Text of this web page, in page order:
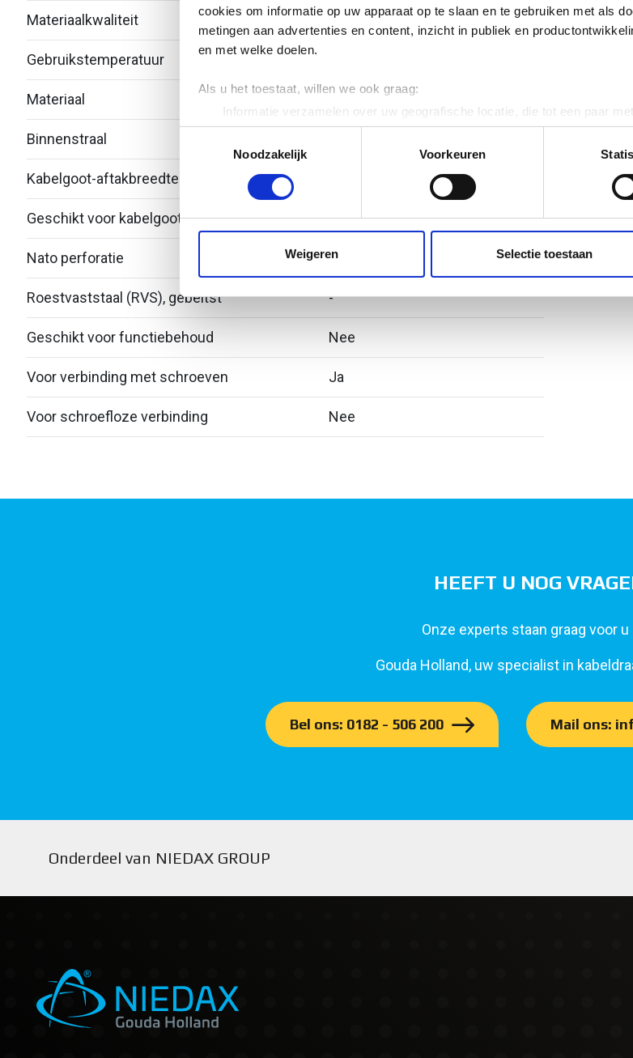
cookies om informatie op uw apparaat op te slaan en te gebruiken met als
metingen aan advertenties en content, inzicht in publiek en
en met welke doelen.
Als u het toestaat, willen we ook graag:
Informatie verzamelen over uw geografische locatie, die tot een paar
Uw apparaat identificeren door het actief te scannen op specifieke
Lees meer over hoe uw persoonlijke gegevens worden verwerkt en stel uw
toestemming op elk moment wijzigen of intrekken in de Cookieverklaring.
websiteverkeer te analyseren. Ook delen we informatie over uw gebruik
media, adverteren en analyse. Deze partners kunnen deze gegevens
Noodzakelijk
Voorkeuren
Weigeren Selectie toestaan
Materiaalkwaliteit Overig
Gebruikstemperatuur
Materiaal
Binnenstraal
Kabelgoot-aftakbreedte
Geschikt voor kabelgoothoogte 28
Nato perforatie Nee
Roestvaststaal (RVS), gebeitst -
Geschikt voor functiebehoud Nee
Voor verbinding met schroeven Ja
Voor schroefloze verbinding Nee
HEEFT U NOG
Onze experts staan graag voor u
Gouda Holland, uw specialist in
Bel ons: 0182 - 506 200 Mail ons:
Onderdeel van NIEDAX GROUP